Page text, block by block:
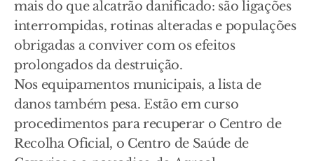
mais do que alcatrão danificado: são ligações
interrompidas, rotinas alteradas e populações
obrigadas a conviver com os efeitos
prolongados da destruição.
Nos equipamentos municipais, a lista de
danos também pesa. Estão em curso
procedimentos para recuperar o Centro de
Recolha Oficial, o Centro de Saúde de